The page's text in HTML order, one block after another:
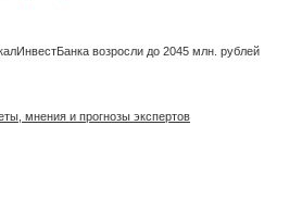
возросли до 2045 млн. рублей
мнения и прогнозы экспертов